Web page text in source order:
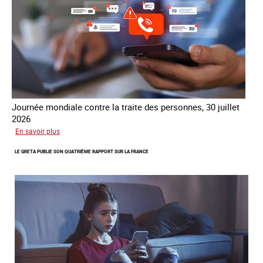
Journée mondiale contre la traite des personnes, 30 juillet
2026
En savoir plus
par
LE GRETA PUBLIE SON QUATRIÈME RAPPORT SUR LA FRANCE